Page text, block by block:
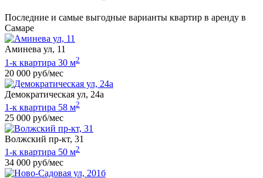
Последние и самые выгодные варианты квартир в аренду в
Самаре
Аминева ул, 11
1-к квартира 30 м2
20 000 руб/мес
Демократическая ул, 24а
1-к квартира 58 м2
25 000 руб/мес
Волжский пр-кт, 31
1-к квартира 50 м2
34 000 руб/мес